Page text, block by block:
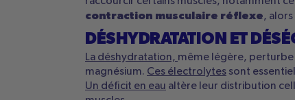
contraction musculaire réflexe,
DÉSHYDRATATION ET
La déshydratation, même légère, perturbe
magnésium. Ces électrolytes sont
Un déficit en eau altère leur distribution